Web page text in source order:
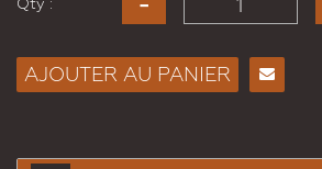
AJOUTER AU PANIER